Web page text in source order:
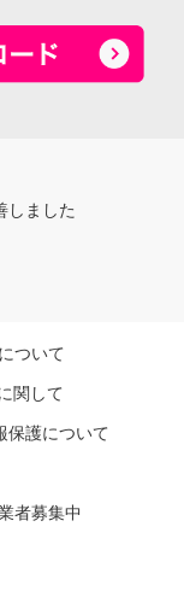
しました
ついて
関して
保護について
者募集中